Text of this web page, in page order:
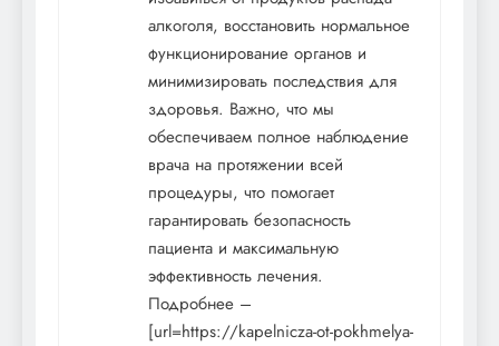
алкоголя, восстановить нормальное
функционирование органов и
минимизировать последствия для
здоровья. Важно, что мы
обеспечиваем полное наблюдение
врача на протяжении всей
процедуры, что помогает
гарантировать безопасность
пациента и максимальную
эффективность лечения.
Подробнее –
[url=https://kapelnicza-ot-pokhmelya-